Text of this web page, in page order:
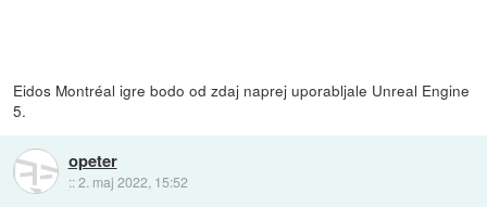
Eidos Montréal igre bodo od zdaj naprej uporabljale Unreal Engine
5.
opeter
::2. maj 2022, 15:52